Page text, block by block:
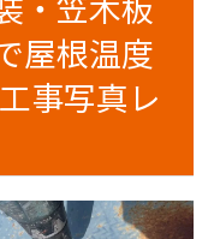
屋根温度
事写真レ